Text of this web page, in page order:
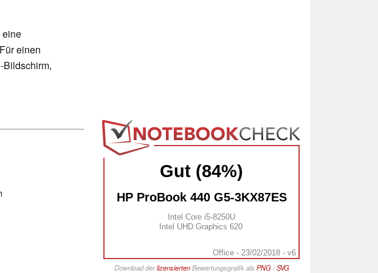
eine
einen
Bildschirm,
Gut (84%)
HP ProBook 440 G5-3KX87ES
Intel Core i5-8250U
Intel UHD Graphics 620
Office - 23/02/2018 - v6
Download derlizensiertenBewertungsgrafik als PNG/SVG